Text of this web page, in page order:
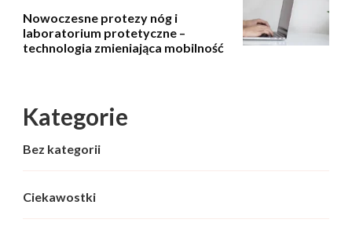
Nowoczesne protezy nóg i
laboratorium protetyczne –
technologia zmieniająca mobilność
Kategorie
Bez kategorii
Ciekawostki